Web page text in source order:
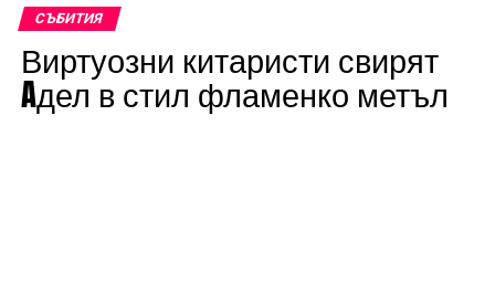
СЪБИТИЯ
Виртуозни китаристи свирят
Aдел в стил фламенко метъл